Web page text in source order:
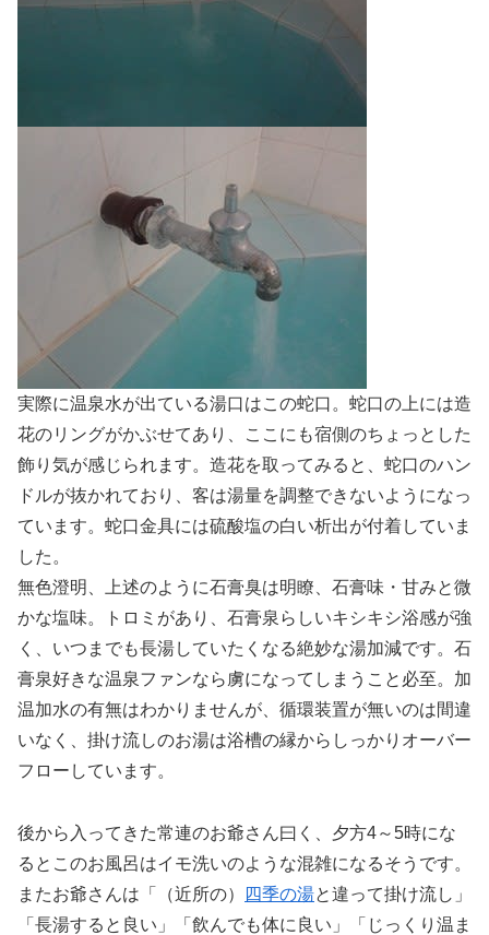
実際に温泉水が出ている湯口はこの蛇口。蛇口の上には造
花のリングがかぶせてあり、ここにも宿側のちょっとした
飾り気が感じられます。造花を取ってみると、蛇口のハン
ドルが抜かれており、客は湯量を調整できないようになっ
ています。蛇口金具には硫酸塩の白い析出が付着していま
した。
無色澄明、上述のように石膏臭は明瞭、石膏味・甘みと微
かな塩味。トロミがあり、石膏泉らしいキシキシ浴感が強
く、いつまでも長湯していたくなる絶妙な湯加減です。石
膏泉好きな温泉ファンなら虜になってしまうこと必至。加
温加水の有無はわかりませんが、循環装置が無いのは間違
いなく、掛け流しのお湯は浴槽の縁からしっかりオーバー
フローしています。
後から入ってきた常連のお爺さん曰く、夕方4～5時にな
るとこのお風呂はイモ洗いのような混雑になるそうです。
またお爺さんは「（近所の）
四季の湯と違って掛け流し」
「長湯すると良い」「飲んでも体に良い」「じっくり温ま